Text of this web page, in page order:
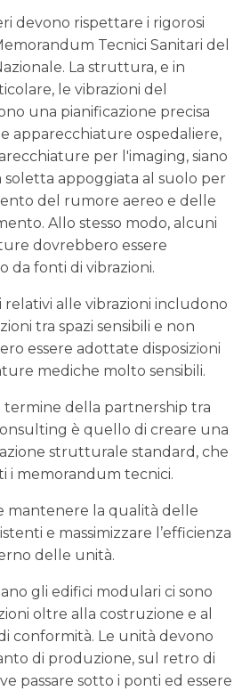
devono rispettare i rigorosi
Tecnici Sanitari del
La struttura, e in
le vibrazioni del
una pianificazione precisa
apparecchiature ospedaliere,
per l'imaging, siano
soletta appoggiata al suolo per
del rumore aereo e delle
Allo stesso modo, alcuni
dovrebbero essere
da fonti di vibrazioni.
relativi alle vibrazioni includono
tra spazi sensibili e non
essere adottate disposizioni
mediche molto sensibili.
termine della partnership tra
è quello di creare una
strutturale standard, che
i memorandum tecnici.
mantenere la qualità delle
e massimizzare l’efficienza
delle unità.
gli edifici modulari ci sono
oltre alla costruzione e al
conformità. Le unità devono
di produzione, sul retro di
passare sotto i ponti ed essere